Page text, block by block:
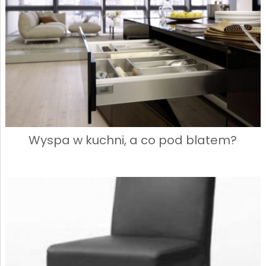
Wyspa w kuchni, a co pod blatem?